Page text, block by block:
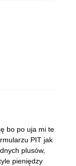
bo po uja mi te
PIT jak
plusów,
pieniędzy